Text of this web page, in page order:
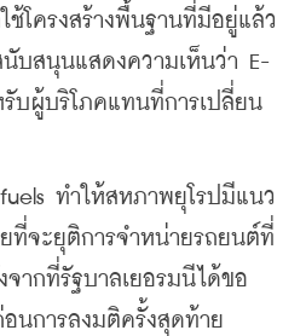
ช้โครงสร้างพื้นฐานที่มีอยู่แล้ว
บสนุนแสดงความเห็นว่า E-
รับผู้บริโภคแทนที่การเปลี่ยน
ทำให้สหภาพยุโรปมีแนว
ที่จะยุติการจำหน่ายรถยนต์ที่
จากที่รัฐบาลเยอรมนีได้ขอ
นการลงมติครั้งสุดท้าย